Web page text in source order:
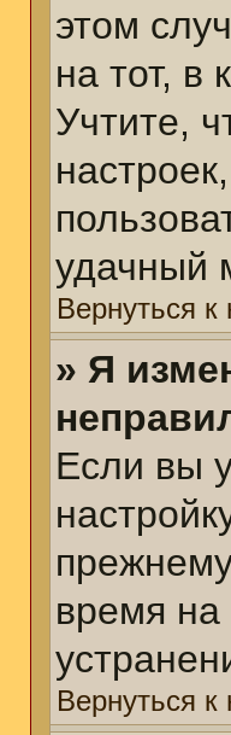
этом
на тот, в
Учтите,
удачный
Вернуться к
» Я
Если вы
время на
Вернуться к